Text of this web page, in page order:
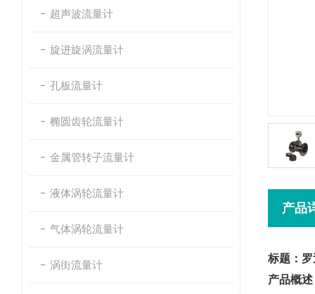
超声波流量计
旋进旋涡流量计
孔板流量计
椭圆齿轮流量计
金属管转子流量计
液体涡轮流量计
气体涡轮流量计
涡街流量计
产品
标题：
产品概述